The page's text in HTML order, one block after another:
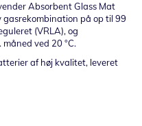
Absorbent Glass Mat
gasrekombination på op til 99
(VRLA), og
ved 20 °C.
af høj kvalitet, leveret